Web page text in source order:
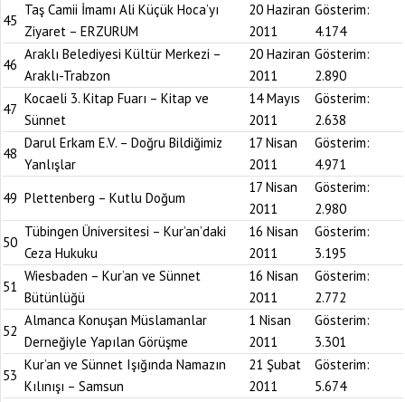
45
Taş Camii İmamı Ali Küçük Hoca’yı
Ziyaret – ERZURUM
20 Haziran
2011
Gösterim:
4.174
46
Araklı Belediyesi Kültür Merkezi –
Araklı-Trabzon
20 Haziran
2011
Gösterim:
2.890
47
Kocaeli 3. Kitap Fuarı – Kitap ve
Sünnet
14 Mayıs
2011
Gösterim:
2.638
48
Darul Erkam E.V. – Doğru Bildiğimiz
Yanlışlar
17 Nisan
2011
Gösterim:
4.971
49 Plettenberg – Kutlu Doğum
17 Nisan
2011
Gösterim:
2.980
50
Tübingen Üniversitesi – Kur’an’daki
Ceza Hukuku
16 Nisan
2011
Gösterim:
3.195
51
Wiesbaden – Kur’an ve Sünnet
Bütünlüğü
16 Nisan
2011
Gösterim:
2.772
52
Almanca Konuşan Müslamanlar
Derneğiyle Yapılan Görüşme
1 Nisan
2011
Gösterim:
3.301
53
Kur’an ve Sünnet Işığında Namazın
Kılınışı – Samsun
21 Şubat
2011
Gösterim:
5.674